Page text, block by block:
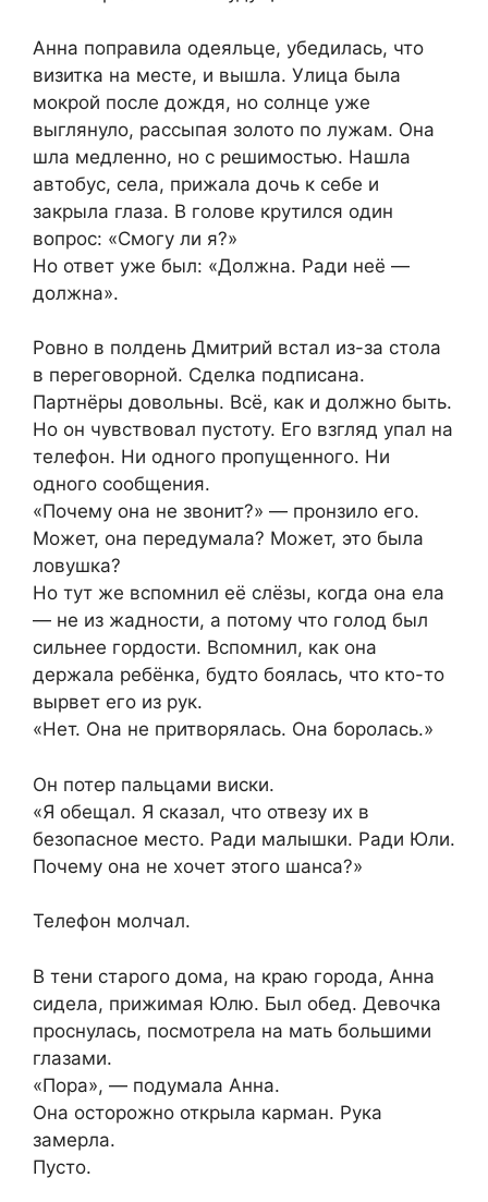
Анна поправила одеяльце, убедилась, что
визитка на месте, и вышла. Улица была
мокрой после дождя, но солнце уже
выглянуло, рассыпая золото по лужам. Она
шла медленно, но с решимостью. Нашла
автобус, села, прижала дочь к себе и
закрыла глаза. В голове крутился один
вопрос: «Смогу ли я?»
Но ответ уже был: «Должна. Ради неё —
должна».
Ровно в полдень Дмитрий встал из-за стола
в переговорной. Сделка подписана.
Партнёры довольны. Всё, как и должно быть.
Но он чувствовал пустоту. Его взгляд упал на
телефон. Ни одного пропущенного. Ни
одного сообщения.
«Почему она не звонит?» — пронзило его.
Может, она передумала? Может, это была
ловушка?
Но тут же вспомнил её слёзы, когда она ела
— не из жадности, а потому что голод был
сильнее гордости. Вспомнил, как она
держала ребёнка, будто боялась, что кто-то
вырвет его из рук.
«Нет. Она не притворялась. Она боролась.»
Он потер пальцами виски.
«Я обещал. Я сказал, что отвезу их в
безопасное место. Ради малышки. Ради Юли.
Почему она не хочет этого шанса?»
Телефон молчал.
В тени старого дома, на краю города, Анна
сидела, прижимая Юлю. Был обед. Девочка
проснулась, посмотрела на мать большими
глазами.
«Пора», — подумала Анна.
Она осторожно открыла карман. Рука
замерла.
Пусто.